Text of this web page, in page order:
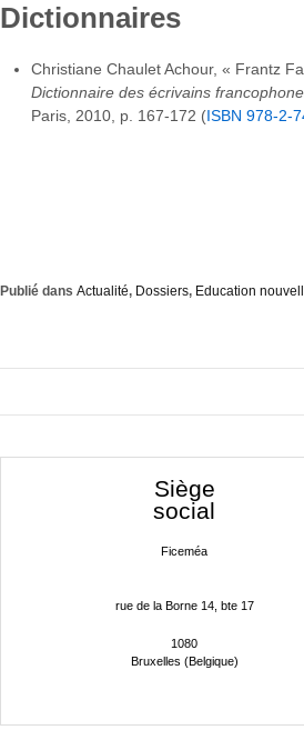
Dictionnaires
Christiane Chaulet Achour, « Frantz
Dictionnaire des écrivains
Paris, 2010, p. 167-172 (ISBN 978-2-
Publié dans Actualité, Dossiers, Education
Siège
social
Ficeméa
rue de la Borne 14, bte 17
1080
Bruxelles (Belgique)